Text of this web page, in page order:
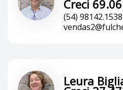
Creci
(54) 98142.1538
Leura